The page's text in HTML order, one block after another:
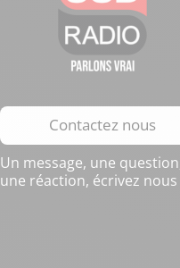
Contactez nous
Un message, une
une réaction, écrivez nous